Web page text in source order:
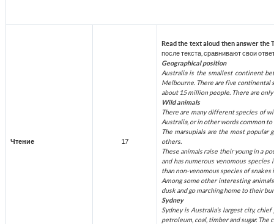
Чтение 17
Read the text aloud then answer the
после текста, сравнивают свои
Geographical position
Australia is the smallest continent
Melbourne. There are five continental
about 15 million people. There are
Wild animals
There are many different species of
Australia, or in other words common
The marsupials are the most popular
others.
These animals raise their young in a
and has numerous venomous
than non-venomous species of snakes
Among some other interesting
dusk and go marching home to their
Sydney
Sydney is Australia’s largest city,
petroleum, coal, timber and sugar.